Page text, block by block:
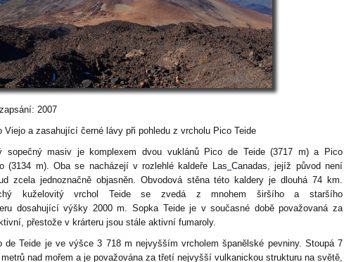
2007
Viejo a zasahující černé lávy při pohledu z vrcholu Pico Teide
sopečný masiv je komplexem dvou vuklánůPico de Teide (3717 m) a Pico
(3134 m). Oba se nacházejí v rozlehlé kaldeře Las Canadas, jejíž původ není
zcela jednoznačně objasněn. Obvodová stěna této kaldery je dlouhá 74 km.
kuželovitý vrchol Teide se zvedá z mnohem širšího a staršího
dosahující výšky 2000 m. SopkaTeide je v současné době považovaná za
přestože v krárteru jsou stále aktivní fumaroly.
de Teide je ve výšce 3 718 m nejvyšším vrcholem španělské pevniny. Stoupá 7
metrů nad mořem a je považována za třetí nejvyšší vulkanickou strukturu na světě,